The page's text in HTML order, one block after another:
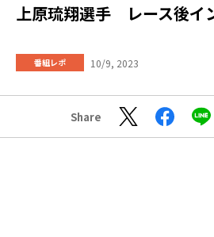
上原琉翔選手 レース後イ
番組レポ 10/9, 2023
Share